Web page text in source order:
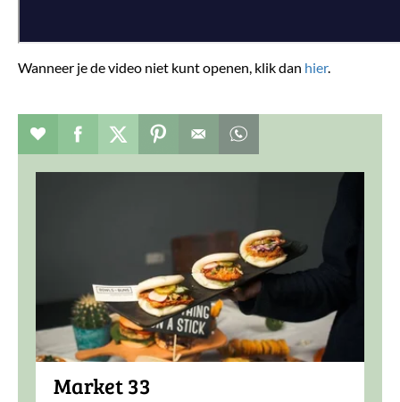
Wanneer je de video niet kunt openen, klik dan hier.
Verhaal toevoegen aan favorieten
Deel dit op facebook
Deel dit op twitter
Deel dit op pinterest
Market 33